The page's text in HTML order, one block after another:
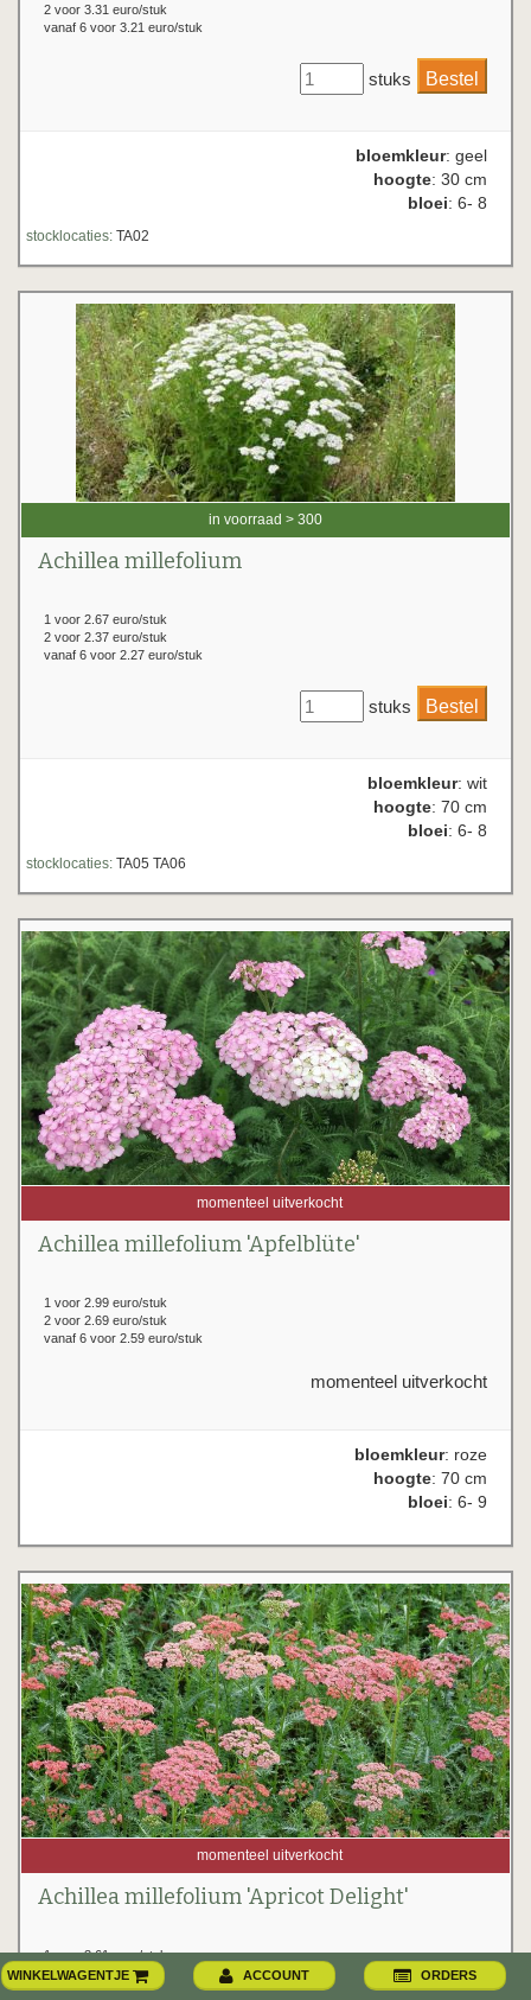
2 voor 3.31 euro/stuk
vanaf 6 voor 3.21 euro/stuk
stuks
bloemkleur: geel
hoogte: 30 cm
bloei: 6- 8
stocklocaties: TA02
in voorraad > 300
Achillea millefolium
1 voor 2.67 euro/stuk
2 voor 2.37 euro/stuk
vanaf 6 voor 2.27 euro/stuk
stuks
bloemkleur: wit
hoogte: 70 cm
bloei: 6- 8
stocklocaties: TA05 TA06
momenteel uitverkocht
Achillea millefolium 'Apfelblüte'
1 voor 2.99 euro/stuk
2 voor 2.69 euro/stuk
vanaf 6 voor 2.59 euro/stuk
momenteel uitverkocht
bloemkleur: roze
hoogte: 70 cm
bloei: 6- 9
momenteel uitverkocht
Achillea millefolium 'Apricot Delight'
1 voor 3.61 euro/stuk
2 voor 3.31 euro/stuk
vanaf 6 voor 3.21 euro/stuk
WINKELWAGENTJE ACCOUNT ORDERS